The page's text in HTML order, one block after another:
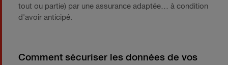
tout ou partie) par une assurance adaptée… à condition
d'avoir anticipé.
Comment sécuriser les données de vos